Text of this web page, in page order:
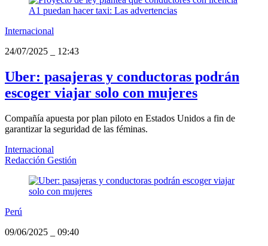
Internacional
24/07/2025
12:43
Uber: pasajeras y conductoras podrán
escoger viajar solo con mujeres
Compañía apuesta por plan piloto en Estados Unidos a fin de
garantizar la seguridad de las féminas.
Internacional
Redacción Gestión
Perú
09/06/2025
09:40